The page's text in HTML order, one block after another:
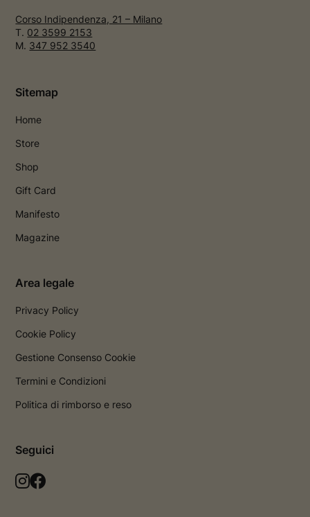
Corso Indipendenza, 21 – Milano
T. 02 3599 2153
M. 347 952 3540
Sitemap
Home
Store
Shop
Gift Card
Manifesto
Magazine
Area legale
Privacy Policy
Cookie Policy
Gestione Consenso Cookie
Termini e Condizioni
Politica di rimborso e reso
Seguici
L